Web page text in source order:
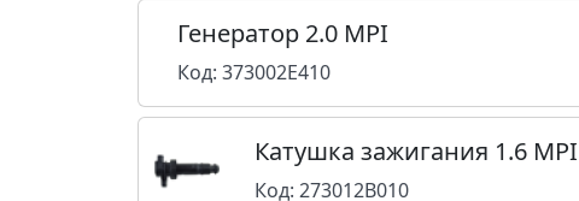
Генератор 2.0 MPI
Код: 373002E410
Катушка зажигания 1.6 MPI
Код: 273012B010